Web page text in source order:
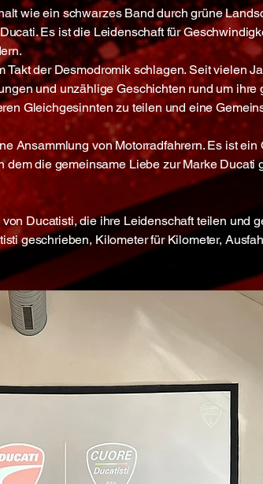
wie ein schwarzes Band durch grüne
Es ist die Leidenschaft für
der Desmodromik schlagen. Seit vielen
und unzählige Geschichten rund um ihre
Gleichgesinnten zu teilen und eine
Ansammlung von Motorradfahrern. Es ist ein
die gemeinsame Liebe zur Marke Ducati
Ducatisti, die ihre Leidenschaft teilen und
geschrieben, Kilometer für Kilometer,